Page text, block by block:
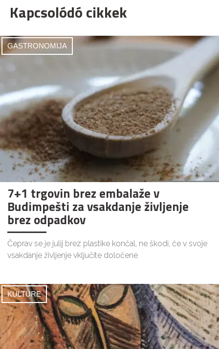
Kapcsolódó cikkek
GASTRONOMIJA
7+1 trgovin brez embalaže v
Budimpešti za vsakdanje življenje
brez odpadkov
Čeprav se je julij brez plastike končal, ne škodi, če v svoje
vsakdanje življenje vključite določene
KULTURE